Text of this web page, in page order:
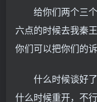
给你们两个三个
六点的时候去我秦
你们可以把你们的
什么时候谈好了
什么时候重开，不